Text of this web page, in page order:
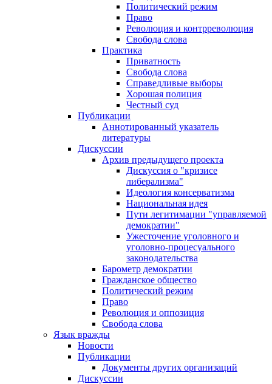
Политический режим
Право
Революция и контрреволюция
Свобода слова
Практика
Приватность
Свобода слова
Справедливые выборы
Хорошая полиция
Честный суд
Публикации
Аннотированный указатель
литературы
Дискуссии
Архив предыдущего проекта
Дискуссия о "кризисе
либерализма"
Идеология консерватизма
Национальная идея
Пути легитимации "управляемой
демократии"
Ужесточение уголовного и
уголовно-процесуального
законодательства
Барометр демократии
Гражданское общество
Политический режим
Право
Революция и оппозиция
Свобода слова
Язык вражды
Новости
Публикации
Документы других организаций
Дискуссии